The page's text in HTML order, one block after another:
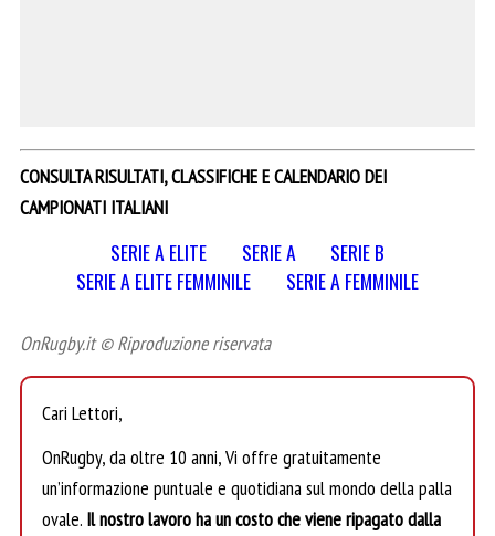
CONSULTA RISULTATI, CLASSIFICHE E CALENDARIO DEI
CAMPIONATI ITALIANI
SERIE A ELITE SERIE A
SERIE B
SERIE A ELITE FEMMINILE
SERIE A FEMMINILE
OnRugby.it © Riproduzione riservata
Cari Lettori,
OnRugby, da oltre 10 anni, Vi offre gratuitamente
un’informazione puntuale e quotidiana sul mondo della palla
ovale. Il nostro lavoro ha un costo che viene ripagato dalla